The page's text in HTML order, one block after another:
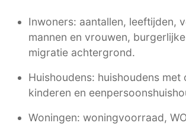
Inwoners: aantallen, leeftijden,
mannen en vrouwen,
migratie achtergrond.
Huishoudens: huishoudens met
kinderen en
Woningen: woningvoorraad,